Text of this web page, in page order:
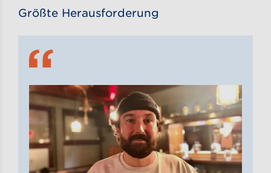
Größte Herausforderung